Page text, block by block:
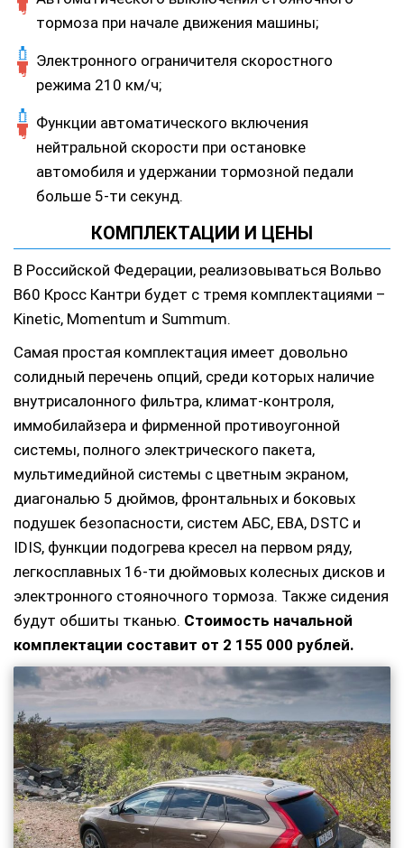
тормоза при начале движения машины;
Электронного ограничителя скоростного
режима 210 км/ч;
Функции автоматического включения
нейтральной скорости при остановке
автомобиля и удержании тормозной педали
больше 5-ти секунд.
КОМПЛЕКТАЦИИ И ЦЕНЫ
В Российской Федерации, реализовываться Вольво
В60 Кросс Кантри будет с тремя комплектациями –
Kinetic, Momentum и Summum.
Самая простая комплектация имеет довольно
солидный перечень опций, среди которых наличие
внутрисалонного фильтра, климат-контроля,
иммобилайзера и фирменной противоугонной
системы, полного электрического пакета,
мультимедийной системы с цветным экраном,
диагональю 5 дюймов, фронтальных и боковых
подушек безопасности, систем АБС, ЕВА, DSTC и
IDIS, функции подогрева кресел на первом ряду,
легкосплавных 16-ти дюймовых колесных дисков и
электронного стояночного тормоза. Также сидения
будут обшиты тканью. Стоимость начальной
комплектации составит от 2 155 000 рублей.